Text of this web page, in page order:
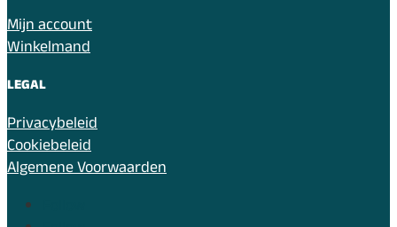
Mijn account
Winkelmand
LEGAL
Privacybeleid
Cookiebeleid
Algemene Voorwaarden